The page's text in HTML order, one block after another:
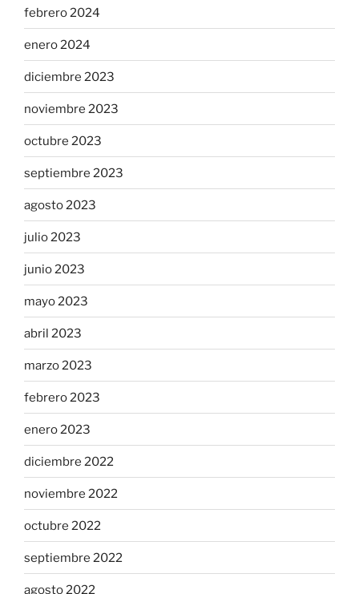
febrero 2024
enero 2024
diciembre 2023
noviembre 2023
octubre 2023
septiembre 2023
agosto 2023
julio 2023
junio 2023
mayo 2023
abril 2023
marzo 2023
febrero 2023
enero 2023
diciembre 2022
noviembre 2022
octubre 2022
septiembre 2022
agosto 2022